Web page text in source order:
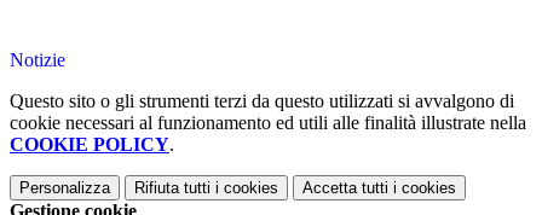
Notizie
Questo sito o gli strumenti terzi da questo utilizzati si avvalgono di
cookie necessari al funzionamento ed utili alle finalità illustrate nella
COOKIE POLICY.
Personalizza Rifiuta tutti i cookies Accetta tutti i cookies